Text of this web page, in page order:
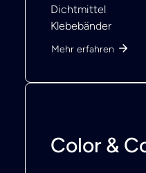
Dichtmittel
Klebebänder
Mehr erfahren
Color &